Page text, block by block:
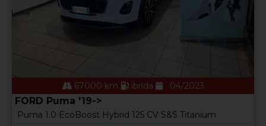
67000 km ibrida 04/2023
FORD Puma '19->
Puma 1.0 EcoBoost Hybrid 125 CV S&S Titanium